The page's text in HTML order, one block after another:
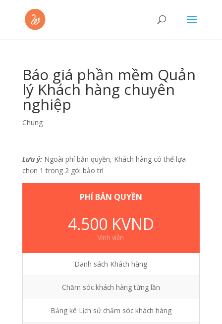
Báo giá phần mềm Quản
lý Khách hàng chuyên
nghiệp
Chung
Lưu ý: Ngoài phí bản quyền, Khách hàng có thể lựa
chọn 1 trong 2 gói bảo trì
PHÍ BẢN QUYỀN
4.500 KVND
Vĩnh viễn
Danh sách Khách hàng
Chăm sóc khách hàng từng lần
Bảng kê Lịch sử chăm sóc khách hàng